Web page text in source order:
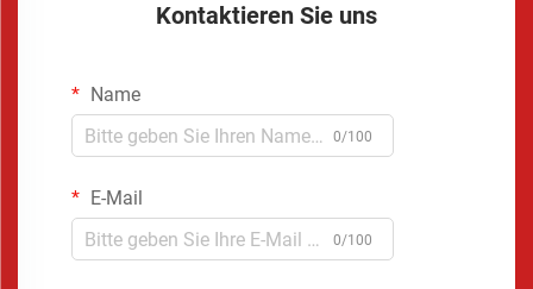
Kontaktieren Sie uns
Name
0/100
E-Mail
0/100